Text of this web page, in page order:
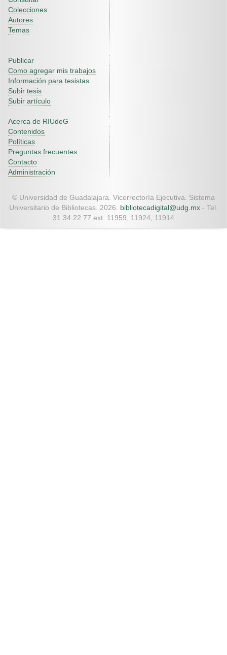
Colecciones
Autores
Temas
Publicar
Como agregar mis trabajos
Información para tesistas
Subir tesis
Subir artículo
Acerca de RIUdeG
Contenidos
Políticas
Preguntas frecuentes
Contacto
Administración
© Universidad de Guadalajara. Vicerrectoría Ejecutiva. Sistema
Universitario de Bibliotecas. 2026. bibliotecadigital@udg.mx - Tel.
31 34 22 77 ext. 11959, 11924, 11914